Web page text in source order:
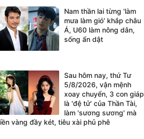
Nam thần lai từng 'làm
mưa làm gió' khắp châu
Á, U60 làm nông dân,
sống ẩn dật
Sau hôm nay, thứ Tư
5/8/2026, vận mệnh
xoay chuyển, 3 con giáp
là 'đệ tử' của Thần Tài,
làm 'sương sương' mà
vàng đầy két, tiêu xài phủ phê